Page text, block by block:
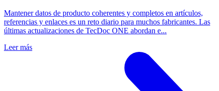
Mantener datos de producto coherentes y completos en artículos,
referencias y enlaces es un reto diario para muchos fabricantes. Las
últimas actualizaciones de TecDoc ONE abordan e...
Leer más